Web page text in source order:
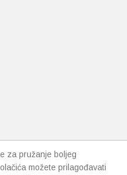
za pružanje boljeg
možete prilagođavati